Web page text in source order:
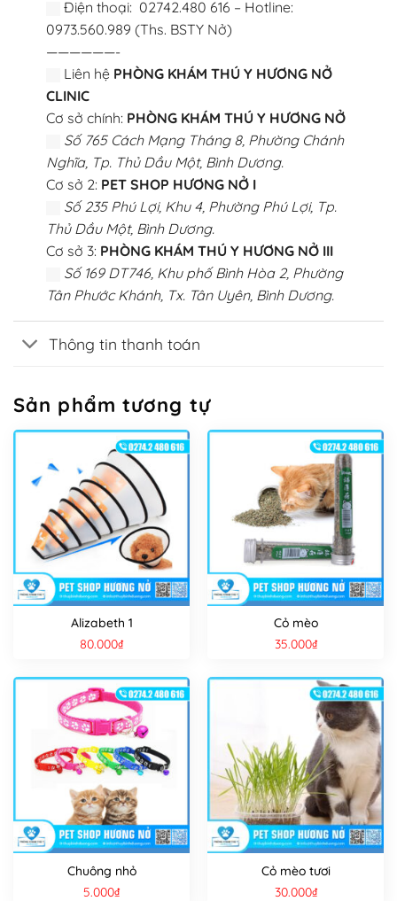
Điện thoại: 02742.480 616 – Hotline:
0973.560.989 (Ths. BSTY Nở)
——————-
Liên hệ PHÒNG KHÁM THÚ Y HƯƠNG NỞ
CLINIC
Cơ sở chính: PHÒNG KHÁM THÚ Y HƯƠNG NỞ
Số 765 Cách Mạng Tháng 8, Phường Chánh
Nghĩa, Tp. Thủ Dầu Một, Bình Dương.
Cơ sở 2: PET SHOP HƯƠNG NỞ I
Số 235 Phú Lợi, Khu 4, Phường Phú Lợi, Tp.
Thủ Dầu Một, Bình Dương.
Cơ sở 3: PHÒNG KHÁM THÚ Y HƯƠNG NỞ III
Số 169 DT746, Khu phố Bình Hòa 2, Phường
Tân Phước Khánh, Tx. Tân Uyên, Bình Dương.
Thông tin thanh toán
Sản phẩm tương tự
Alizabeth 1
80.000₫
Cỏ mèo
35.000₫
Chuông nhỏ
5.000₫
Cỏ mèo tươi
30.000₫